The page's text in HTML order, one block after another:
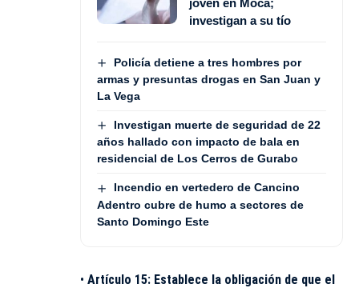
investigan a su tío
Policía detiene a tres hombres por
armas y presuntas drogas en San Juan y
La Vega
Investigan muerte de seguridad de 22
años hallado con impacto de bala en
residencial de Los Cerros de Gurabo
Incendio en vertedero de Cancino
Adentro cubre de humo a sectores de
Santo Domingo Este
• Artículo 15: Establece la obligación de que el